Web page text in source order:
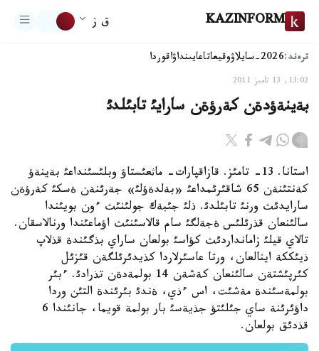
KAZINFORM ق ز
ترەند:2026-سايلاۋ وقيعاتاعايىنداۋاقوردا
13:02, 13 تامىز 2011
بةينةؤدةن كةرؤةن سارايئ تابئلدئ
استانا. 13- تامئز. قازاقپارات- ماثعئستاؤ وبلئسئنداعئ بةينةؤ
كةنتئنةن 65 شاقئرئمداعئ «بةلدةؤلئ» جةرئنةن ةسكئ كةرؤةن
سارايدئث ورنئ تابئلدئ. ذلئ جئبةك جولئنئث ءون بويئندا
سالئنعان قذرئلئس ةجةلگئ سام قالاسئنئث اؤماعئندا ورنالاسقان.
تالاي قيلئ زامانداردئث كؤاسئ بولعان ساراي بذگئندة قذلاپ
ذيئككة اينالعان، ورتا عاسئرلاردا كذيدئرئلگةن قئزئل
كئرپئشتةن سالئنعان كةشةن 14 بولمةدةن تذرادئ. ءبئر
بولمةسئندة مةشئت، اس ءذي، ةندئ بئرئندة التئن وردا
داؤئرئنة ساي جئلئتؤ جذيةسئ بار بولمة قويما، جانئندا 6
قذدئق بولعان.